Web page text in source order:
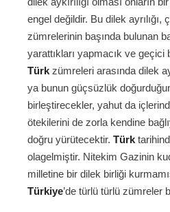
engel değildir. Bu dilek ayrılığı,
zümrelerinin başında bulunan
yarattıkları yapmacık ve
Türk zümreleri arasında dilek
ya bunun güçsüzlük
birleştirecekler, yahut da
ötekilerini de zorla kendine
doğru yürütecektir. Türk
olagelmiştir. Nitekim Gazinin
milletine bir dilek birliği
Türkiye’de türlü türlü zümreler